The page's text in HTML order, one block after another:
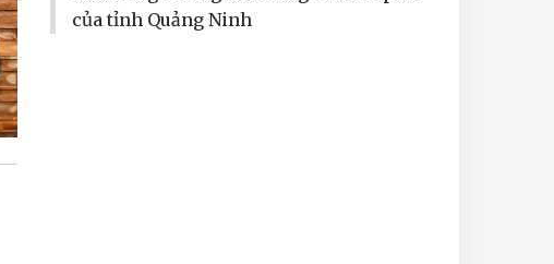
của tỉnh Quảng Ninh